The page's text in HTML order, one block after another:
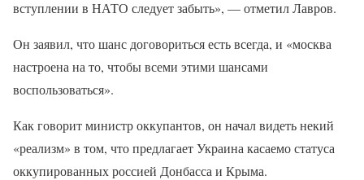
вступлении в НАТО следует забыть», — отметил Лавров.
Он заявил, что шанс договориться есть всегда, и «москва
настроена на то, чтобы всеми этими шансами
воспользоваться».
Как говорит министр оккупантов, он начал видеть некий
«реализм» в том, что предлагает Украина касаемо статуса
оккупированных россией Донбасса и Крыма.